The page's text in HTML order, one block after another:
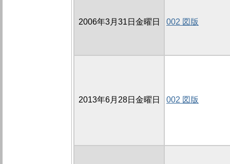
2006年3月31日金曜日 002 図版
2013年6月28日金曜日 002 図版